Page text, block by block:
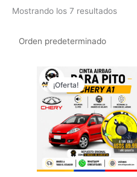
Mostrando los 7 resultados
¡Oferta!
precio
original
era:
$99,99.
El
precio
actual
es:
$69,99.